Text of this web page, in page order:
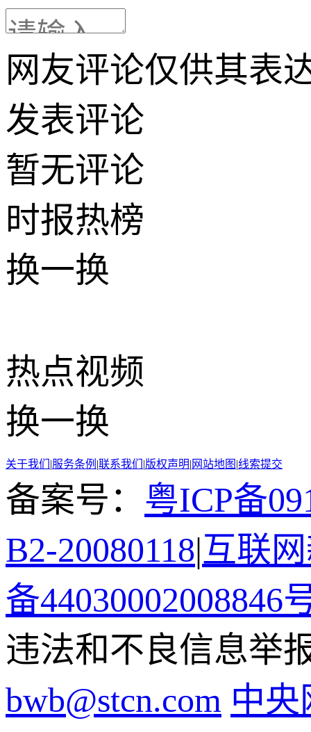
网友评论仅供其表
发表评论
暂无评论
时报热榜
换一换
热点视频
换一换
关于我们 |服务条例 |联系我们 |版权声明| 网站地图 |线索提交
备案号： 粤ICP备
B2-20080118|互联
备44030002008846
违法和不良信息举
bwb@stcn.com 中